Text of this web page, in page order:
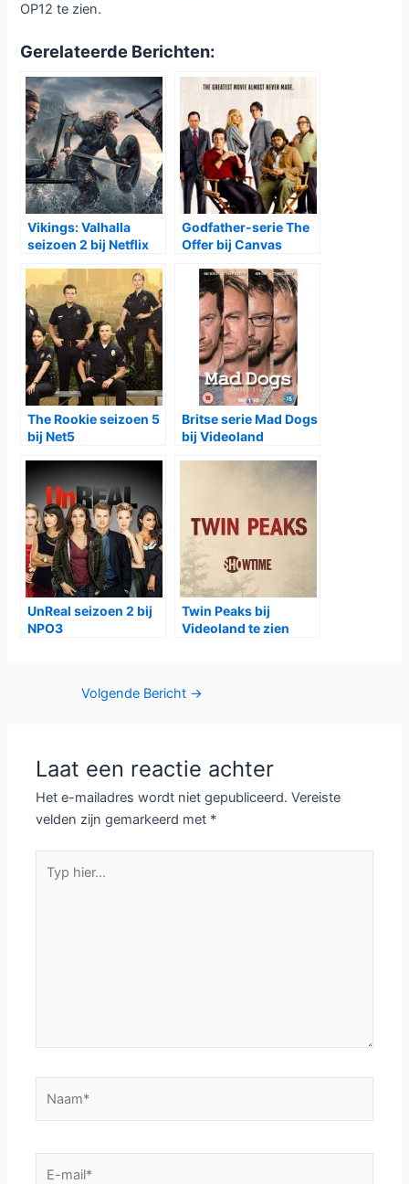
OP12 te zien.
Gerelateerde Berichten:
Vikings: Valhalla
seizoen 2 bij Netflix
Godfather-serie The
Offer bij Canvas
The Rookie seizoen 5
bij Net5
Britse serie Mad Dogs
bij Videoland
UnReal seizoen 2 bij
NPO3
Twin Peaks bij
Videoland te zien
Volgende Bericht →
Laat een reactie achter
Het e-mailadres wordt niet gepubliceerd. Vereiste
velden zijn gemarkeerd met *
hier...